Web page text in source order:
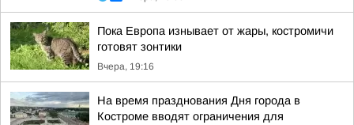
Пока Европа изнывает от жары, костромичи
готовят зонтики
Вчера, 19:16
На время празднования Дня города в
Костроме вводят ограничения для